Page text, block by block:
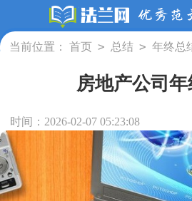
当前位置： 首页 > 总结 > 年终总
房地产公司
时间：2026-02-07 05:23:08